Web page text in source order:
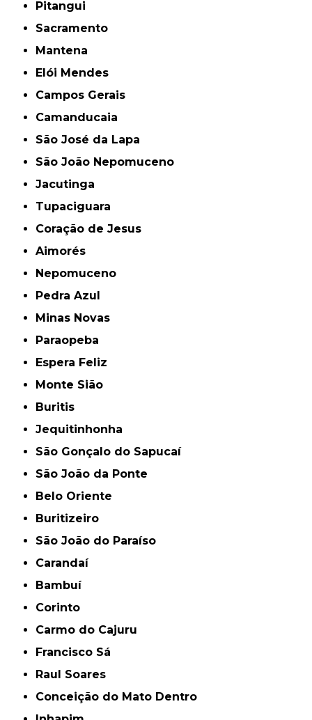
Pitangui
Sacramento
Mantena
Elói Mendes
Campos Gerais
Camanducaia
São José da Lapa
São João Nepomuceno
Jacutinga
Tupaciguara
Coração de Jesus
Aimorés
Nepomuceno
Pedra Azul
Minas Novas
Paraopeba
Espera Feliz
Monte Sião
Buritis
Jequitinhonha
São Gonçalo do Sapucaí
São João da Ponte
Belo Oriente
Buritizeiro
São João do Paraíso
Carandaí
Bambuí
Corinto
Carmo do Cajuru
Francisco Sá
Raul Soares
Conceição do Mato Dentro